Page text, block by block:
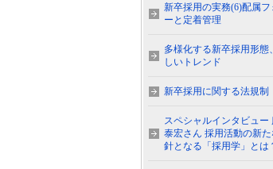
新卒採用の実務(6)配属フ
ーと定着管理
多様化する新卒採用形態
しいトレンド
新卒採用に関する法規制
スペシャルインタビュー
泰宏さん 採用活動の新
針となる「採用学」とは